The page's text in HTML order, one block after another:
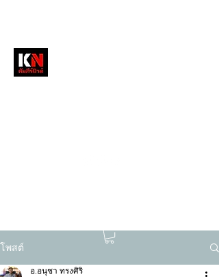
โพสต์
อ.อนุชา ทรงศิริ